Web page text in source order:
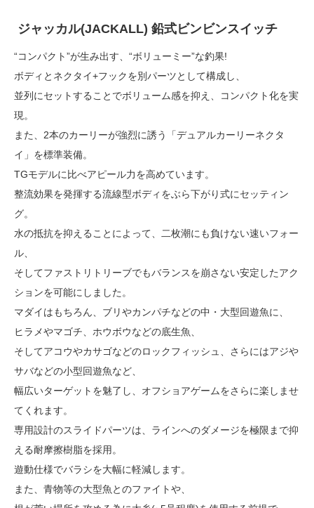
ジャッカル(JACKALL) 鉛式ビンビンスイッチ
“コンパクト”が生み出す、“ボリューミー”な釣果!
ボディとネクタイ+フックを別パーツとして構成し、
並列にセットすることでボリューム感を抑え、コンパクト化を実
現。
また、2本のカーリーが強烈に誘う「デュアルカーリーネクタ
イ」を標準装備。
TGモデルに比べアピール力を高めています。
整流効果を発揮する流線型ボディをぶら下がり式にセッティン
グ。
水の抵抗を抑えることによって、二枚潮にも負けない速いフォー
ル、
そしてファストリトリーブでもバランスを崩さない安定したアク
ションを可能にしました。
マダイはもちろん、ブリやカンパチなどの中・大型回遊魚に、
ヒラメやマゴチ、ホウボウなどの底生魚、
そしてアコウやカサゴなどのロックフィッシュ、さらにはアジや
サバなどの小型回遊魚など、
幅広いターゲットを魅了し、オフショアゲームをさらに楽しませ
てくれます。
専用設計のスライドパーツは、ラインへのダメージを極限まで抑
える耐摩擦樹脂を採用。
遊動仕様でバラシを大幅に軽減します。
また、青物等の大型魚とのファイトや、